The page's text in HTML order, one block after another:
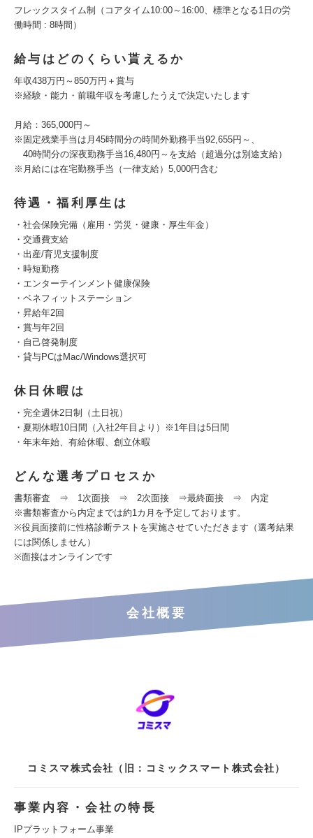
フレックスタイム制（コアタイム10:00～16:00、標準となる1日の労
働時間 : 8時間）
給与はどのくらい貰えるか
年収438万円～850万円＋賞与
※経験・能力・前職年収を考慮したうえで決定いたします
月給：365,000円～
※固定残業手当は月45時間分の時間外勤務手当92,655円～、
40時間分の深夜勤務手当16,480円～を支給（超過分は別途支給）
※月給には在宅勤務手当（一律支給）5,000円含む
待遇・福利厚生は
・社会保険完備（雇用・労災・健康・厚生年金）
・交通費支給
・出産/育児支援制度
・時短勤務
・エンターテインメント健康保険
・ベネフィットステーション
・昇給年2回
・賞与年2回
・自己啓発制度
・貸与PCはMac/Windows選択可
休日休暇は
・完全週休2日制（土日祝）
・夏期休暇10日間（入社2年目より）※1年目は5日間
・年末年始、有給休暇、創立休暇
どんな選考プロセスか
書類審査 ⇒ 1次面接 ⇒ 2次面接 ⇒最終面接 ⇒ 内定
※書類審査から内定までは約1カ月を予定しております。
※役員面接前に性格診断テストを実施させていただきます（選考結果
には関係しません）
※面接はオンラインです
会社概要
コミスマ株式会社（旧：コミックスマート株式会社）
事業内容・会社の特長
IPプラットフォーム事業